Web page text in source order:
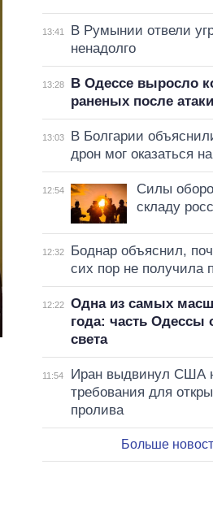
13:41
В Румынии отвели
ненадолго
13:28
В Одессе выросло
раненых после
13:03
В Болгарии
дрон мог оказаться
12:54
Силы
складу
12:32
Боднар объяснил,
сих пор не получила
12:22
Одна из самых
года: часть Одессы
света
11:54
Иран выдвинул США
требования для
пролива
Больше